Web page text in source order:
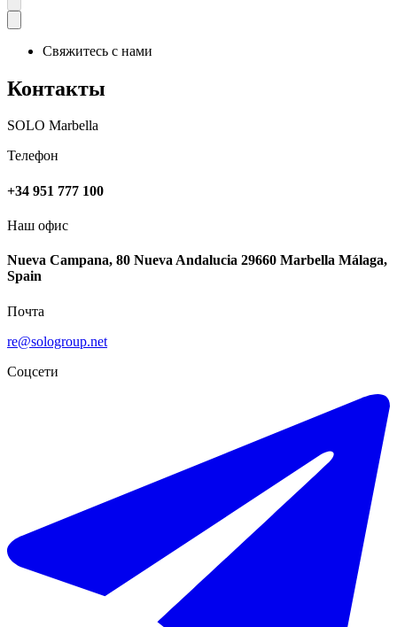
Свяжитесь с нами
Контакты
SOLO Marbella
Телефон
+34 951 777 100
Наш офис
Nueva Campana, 80 Nueva Andalucia 29660 Marbella Málaga,
Spain
Почта
re@sologroup.net
Соцсети